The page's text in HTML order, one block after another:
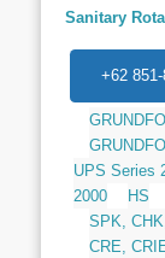
Sanitary
+62
UPS Series
2000
HS
SPK,
CRE,